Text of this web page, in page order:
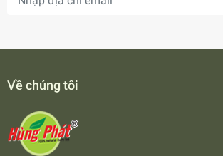
Về chúng tôi